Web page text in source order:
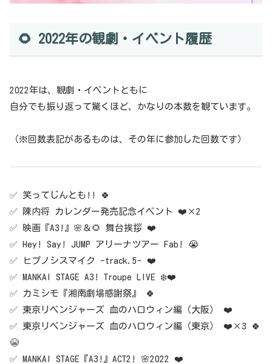
🌻 2022年の観劇・イベント履歴
2022年は、観劇・イベントともに
自分でも振り返って驚くほど、かなりの本数を観ています。
（※回数表記があるものは、その年に参加した回数です）
✅ 笑ってじんとも!! 🍀
✅ 陳内将 カレンダー発売記念イベント ❤️×2
✅ 映画『A3!』🌸＆🌻 舞台挨拶 ❤️
✅ Hey! Say! JUMP アリーナツアー Fab! 😭
✅ ヒプノシスマイク -track.5- ❤️
✅ MANKAI STAGE A3! Troupe LIVE ❄️❤️
✅ カミシモ『湘南劇場感謝祭』 🍀
✅ 東京リベンジャーズ 血のハロウィン編（大阪） ❤️
✅ 東京リベンジャーズ 血のハロウィン編（東京） ❤️×3 🍀
😭
✅ MANKAI STAGE『A3!』ACT2! 🌸2022 ❤️